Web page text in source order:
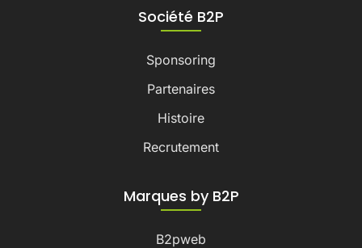
Société B2P
Sponsoring
Partenaires
Histoire
Recrutement
Marques by B2P
B2pweb